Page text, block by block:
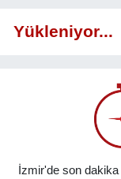
Yükleniyor...
İzmir'de son